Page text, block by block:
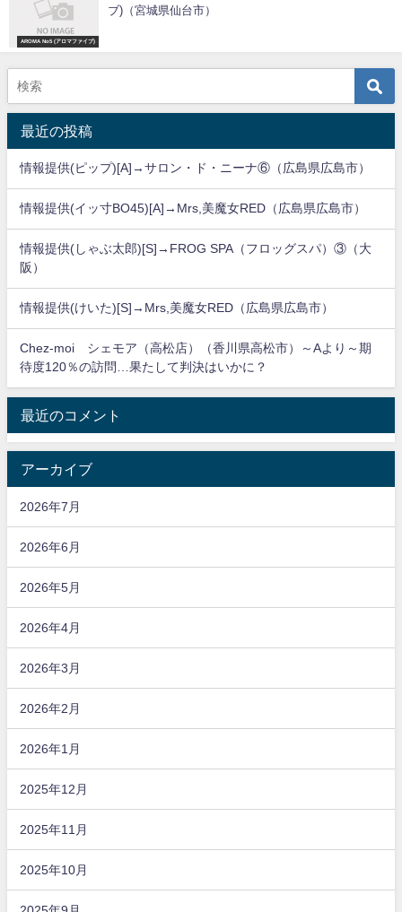
AROMA No5 (アロマファイブ)
ブ)（宮城県仙台市）
最近の投稿
情報提供(ピップ)[A]→サロン・ド・ニーナ⑥（広島県広島市）
情報提供(イッ寸BO45)[A]→Mrs,美魔女RED（広島県広島市）
情報提供(しゃぶ太郎)[S]→FROG SPA（フロッグスパ）③（大
阪）
情報提供(けいた)[S]→Mrs,美魔女RED（広島県広島市）
Chez-moi シェモア（高松店）（香川県高松市）～Aより～期
待度120％の訪問…果たして判決はいかに？
最近のコメント
アーカイブ
2026年7月
2026年6月
2026年5月
2026年4月
2026年3月
2026年2月
2026年1月
2025年12月
2025年11月
2025年10月